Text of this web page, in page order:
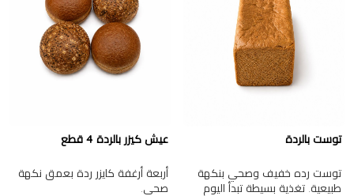
توست بالردة
توست رده خفيف وصحي بنكهة
طبيعية. تغذية بسيطة تبدأ اليوم
عيش كيزر بالردة 4 قطع
أربعة أرغفة كايزر ردة بعمق نكهة
صحي.